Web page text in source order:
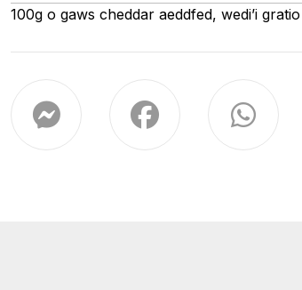
100g o gaws cheddar aeddfed, wedi’i gratio